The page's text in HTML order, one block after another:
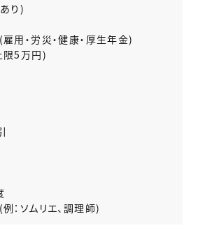
り)
用・労災・健康・厚生年金)
限5万円)
：ソムリエ、調理師)